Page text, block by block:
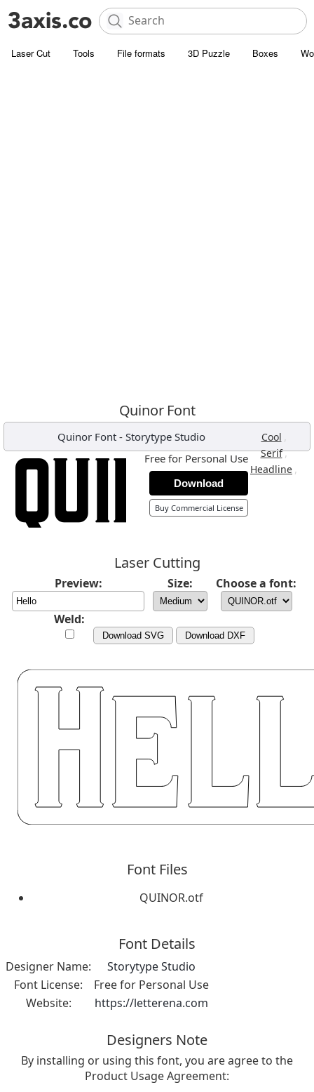
Laser Cut Tools File formats 3D Puzzle Boxes
Quinor Font
Quinor Font - Storytype Studio Cool ,
Serif,
Headline ,
Free for Personal Use
Download
Buy Commercial License
Laser Cutting
Preview: Size: Choose a font:
Weld:
Download SVG Download DXF
Font Files
QUINOR.otf
Font Details
Designer Name:
Storytype Studio
Font License:
Free for Personal Use
Website:
https://letterena.com
Designers Note
By installing or using this font, you are agree to the
Product Usage Agreement: